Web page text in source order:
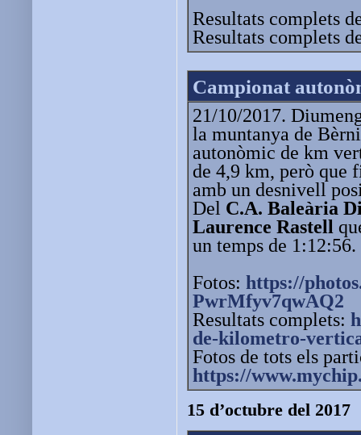
Resultats complets
Resultats complets
Campionat
21/10/2017.
la muntanya de
autonòmic de km
de 4,9 km, però que
amb un desnivell
Del C.A. Baleària
Laurence Rastell
un temps de 1:12:56.
Fotos: https://
PwrMfyv7qwAQ2
Resultats complets:
de-kilometro-
Fotos de tots els
https://
15 d’octubre del 2017